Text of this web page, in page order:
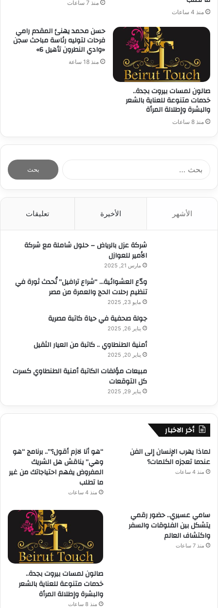
منذ 4 ساعات
منذ 7 ساعات
صالون لمسات بيروت بجدة..
خدمات متنوعة للعناية بالشعر
والبشرة وإطلالة المرأة
منذ 8 ساعات
حسن محمد يهنئ المقدم رامي
فرحات لتوليه رئاسة مباحث سجن
«وادي النطرون تأهيل 6»
منذ 18 ساعة
الأشهر الأخيرة تعليقات
شركة عزل بالرياض – حلول شاملة مع شركة
الأمير للعوازل
مارس 21, 2025
ودّع العشوائية… “شراع ترافيل” تُحدث ثورة في
تنظيم رحلات الحج والعمرة من مصر
مايو 23, 2025
جولة صحفية في حياة كاتبة مصرية
يناير 26, 2025
أمنية الطنطاوي .. كاتبة من العيار الثقيل
يناير 20, 2025
مبيعات مؤلفات الكاتبة أمنية الطنطاوي كسرت
كل التوقعات
يناير 29, 2025
أخر الاخبار
لماذا يهرب الإنسان إلى الفن
عندما تعجزه الكلمات؟
منذ 4 ساعات
“هو أنا لازم أقول؟”.. برنامج “هو
وهي” يناقش هل الشريك
المفروض يفهم احتياجاتك من غير
ما تطلب
منذ 4 ساعات
سامي عسيري.. حضور رقمي
يتشكل بين الفلوقات والسفر
واكتشاف العالم
منذ 7 ساعات
صالون لمسات بيروت بجدة..
خدمات متنوعة للعناية بالشعر
والبشرة وإطلالة المرأة
منذ 8 ساعات